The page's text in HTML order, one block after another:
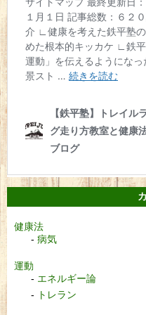
健康法
病気
運動
エネルギー論
トレラン